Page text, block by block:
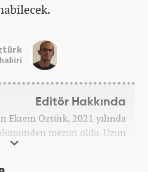
Editör Hakkında
Ekrem Öztürk, 2021 yılında
mezun oldu. Uzun
yazarlığı yapan Öztürk,
- Editör" olarak görev